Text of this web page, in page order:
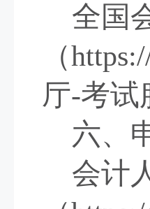
全国
（
厅-考试
六、
会计